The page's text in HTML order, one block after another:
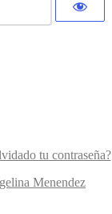
tu contraseña?
Menendez